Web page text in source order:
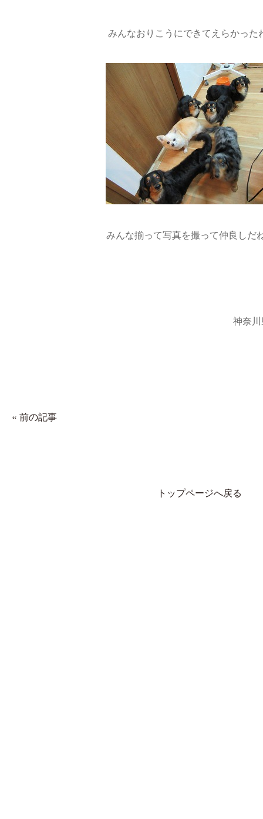
みんなおりこうにできてえらかった
みんな揃って写真を撮って仲良し
神奈
« 前の記事
トップページへ戻る